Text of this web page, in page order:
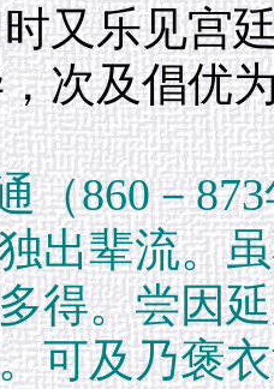
又乐见宫
次及倡优
（860－
出辈流。
得。尝因
可及乃褒